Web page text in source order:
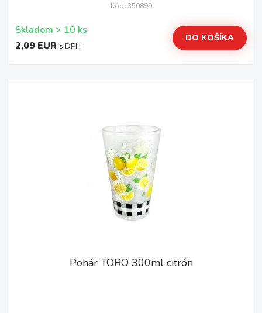
Kód: 350899
Skladom > 10 ks
2,09 EUR s DPH
DO KOŠÍKA
Pohár TORO 300ml citrón